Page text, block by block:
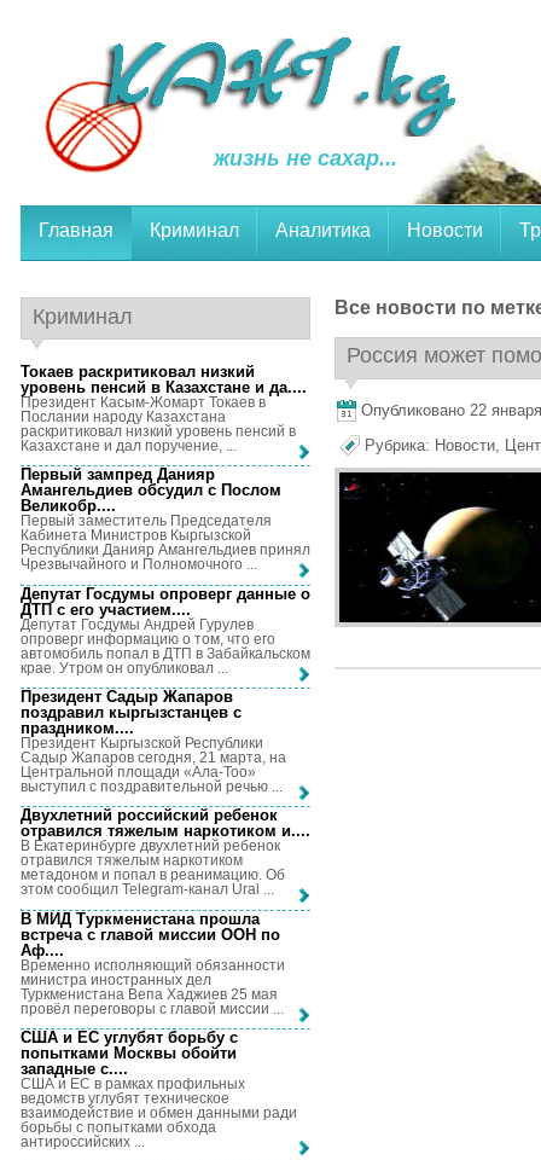
жизнь не сахар...
Главная Криминал Аналитика Новости
Все новости по
Россия может
Опубликовано 22
Рубрика: Новости,
Криминал
Токаев раскритиковал низкий
уровень пенсий в Казахстане и да....
Президент Касым-Жомарт Токаев в
Послании народу Казахстана
раскритиковал низкий уровень пенсий в
Казахстане и дал поручение, ...
Первый зампред Данияр
Амангельдиев обсудил с Послом
Великобр....
Первый заместитель Председателя
Кабинета Министров Кыргызской
Республики Данияр Амангельдиев принял
Чрезвычайного и Полномочного ...
Депутат Госдумы опроверг данные о
ДТП с его участием....
Депутат Госдумы Андрей Гурулев
опроверг информацию о том, что его
автомобиль попал в ДТП в Забайкальском
крае. Утром он опубликовал ...
Президент Садыр Жапаров
поздравил кыргызстанцев с
праздником....
Президент Кыргызской Республики
Садыр Жапаров сегодня, 21 марта, на
Центральной площади «Ала-Тоо»
выступил с поздравительной речью ...
Двухлетний российский ребенок
отравился тяжелым наркотиком и....
В Екатеринбурге двухлетний ребенок
отравился тяжелым наркотиком
метадоном и попал в реанимацию. Об
этом сообщил Telegram-канал Ural ...
В МИД Туркменистана прошла
встреча с главой миссии ООН по
Аф....
Временно исполняющий обязанности
министра иностранных дел
Туркменистана Вепа Хаджиев 25 мая
провёл переговоры с главой миссии ...
США и ЕС углубят борьбу с
попытками Москвы обойти
западные с....
США и ЕС в рамках профильных
ведомств углубят техническое
взаимодействие и обмен данными ради
борьбы с попытками обхода
антироссийских ...